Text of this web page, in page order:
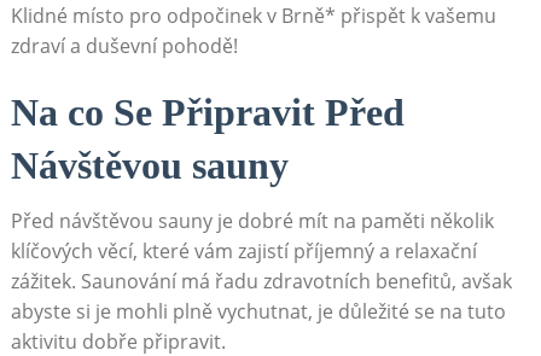
Klidné místo pro odpočinek v Brně* přispět k vašemu
zdraví a duševní pohodě!
Na co Se Připravit Před
Návštěvou sauny
Před návštěvou sauny je dobré mít na paměti několik
klíčových věcí, které vám zajistí příjemný a relaxační
zážitek. Saunování má řadu zdravotních benefitů, avšak
abyste si je mohli plně vychutnat, je důležité se na tuto
aktivitu dobře připravit.